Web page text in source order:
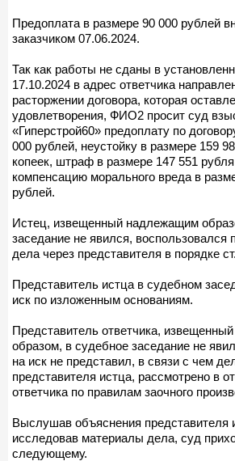
Предоплата в размере 90 000 рублей
заказчиком 07.06.2024.
Так как работы не сданы в
17.10.2024 в адрес ответчика
расторжении договора, которая
удовлетворения, ФИО2 просит суд
«Гиперстрой60» предоплату по
000 рублей, неустойку в размере 159
копеек, штраф в размере 147 551 рубля
компенсацию морального вреда в
рублей.
Истец, извещенный надлежащим
заседание не явился, воспользовался
дела через представителя в порядке ст.
Представитель истца в судебном
иск по изложенным основаниям.
Представитель ответчика,
образом, в судебное заседание не
на иск не представил, в связи с чем
представителя истца, рассмотрено в
ответчика по правилам заочного
Выслушав объяснения представителя
исследовав материалы дела, суд
следующему.